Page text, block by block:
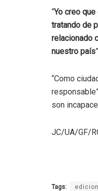
“Yo creo
tratando de
relacionado
nuestro país
“Como
son
JC/UA/GF/
Tags: